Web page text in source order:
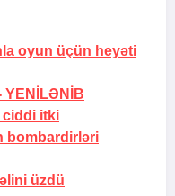
oyun üçün heyəti
YENİLƏNİB
ciddi itki
bombardirləri
əlini üzdü